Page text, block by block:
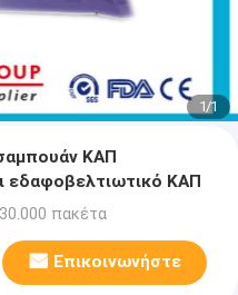
1/1
ΚΑΠ
εδαφοβελτιωτικό ΚΑΠ
πακέτα
Επικοινωνήστε